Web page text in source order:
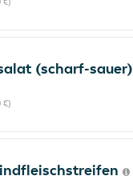
(scharf-sauer)
€)